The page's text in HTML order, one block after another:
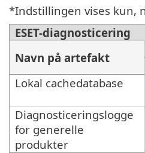
*Indstillingen vises kun,
ESET-diagnosticering
Navn på artefakt
Lokal cachedatabase
Diagnosticeringslogge
for generelle
produkter